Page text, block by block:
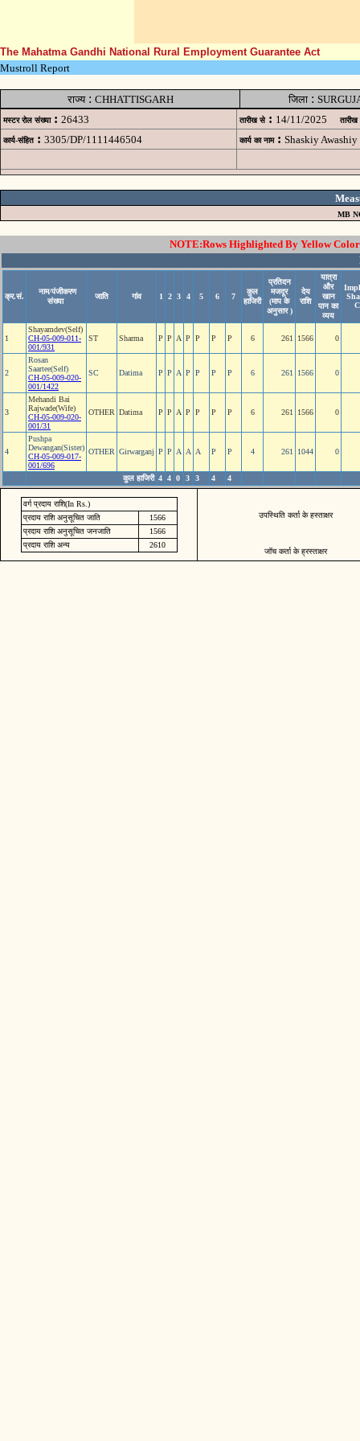
The Mahatma Gandhi National Rural Employment Guarantee Act
Mustroll Report
राज्य: CHHATTISGARH जिला:
मस्टर रोल संख्या : 26433 तारीख से : 14/11/2025 तारीख
कार्य-संहित : 3305/DP/1111446504 कार्य का नाम : Shaskiy
MB
NOTE:Rows Highlighted By Yellow
क्र.सं.
नाम/पंजीकरण
संख्या
जाति गांव 1 2 3 4 5 6 7
कुल
हाजिरी
प्रतिदन
मजदूर
(माप के
अनुसार )
देय
राशि
यात्रा
और
खान
पान का
व्यय
1
Shayamdev(Self)
CH-05-009-011-
001/931
ST Sharma P P A P P P P 6 261 1566 0
2
Rosan
Saartee(Self)
CH-05-009-020-
001/1422
SC Datima P P A P P P P 6 261 1566 0
3
Mehandi Bai
Rajwade(Wife)
CH-05-009-020-
001/31
OTHER Datima P P A P P P P 6 261 1566 0
4
Pushpa
Dewangan(Sister)
CH-05-009-017-
001/696
OTHER Girwarganj P P A A A P P 4 261 1044 0
कुल हाजिरी 4 4 0 3 3 4 4
वर्ग प्रदाय राशि(In Rs.)
प्रदाय राशि अनुसूचित जाति
1566
प्रदाय राशि अनुसूचित जनजाति
1566
प्रदाय राशि अन्य
2610
उपस्थिति कर्ता के हस्ताक्षर
जॉच कर्ता के ह्रस्ताक्षर